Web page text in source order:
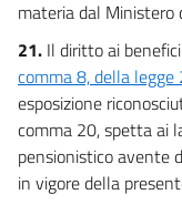
materia dal Ministero
21. Il diritto ai
comma 8, della
esposizione
comma 20, spetta ai
pensionistico avente
in vigore della